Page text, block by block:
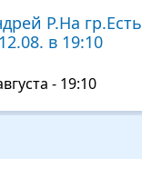
Р.На гр.Есть
в 19:10
- 19:10